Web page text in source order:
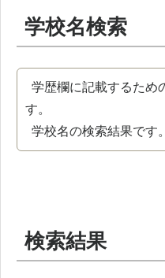
学校名検索
学歴欄に記載するため
す。
学校名の検索結果です
検索結果